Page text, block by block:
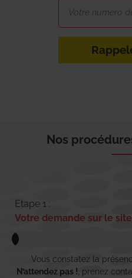
Nos
Etape 1 :
Votre demande sur le site
Vous constatez la
N’attendez pas ! , prenez